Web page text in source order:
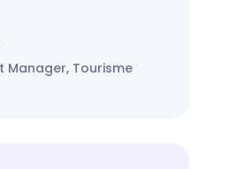
Manager, Tourisme